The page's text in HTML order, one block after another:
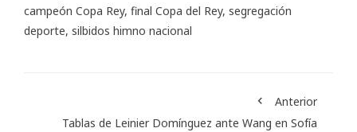
campeón Copa Rey, final Copa del Rey, segregación
deporte, silbidos himno nacional
Anterior
Tablas de Leinier Domínguez ante Wang en Sofía